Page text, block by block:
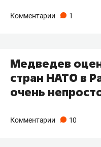
Комментарии 1
Медведев
стран НАТО в
очень
Комментарии 10